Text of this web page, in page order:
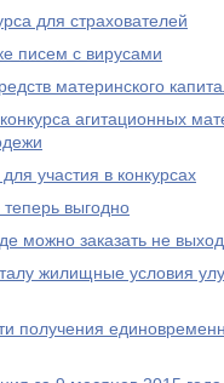
для страхователей
писем с вирусами
материнского
агитационных
участия в конкурсах
выгодно
можно заказать не
жилищные условия
получения